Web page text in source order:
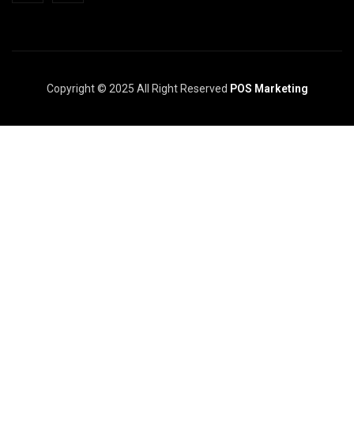
Copyright © 2025 All Right Reserved POS Marketing